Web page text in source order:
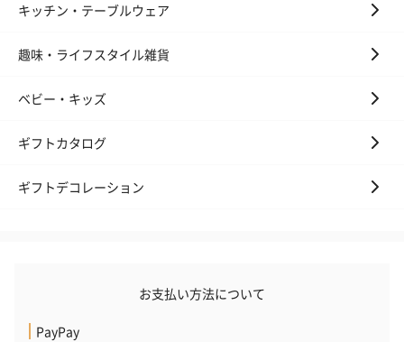
キッチン・テーブルウェア
趣味・ライフスタイル雑貨
ベビー・キッズ
ギフトカタログ
ギフトデコレーション
お支払い方法について
PayPay